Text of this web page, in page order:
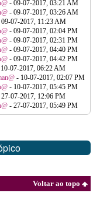
- 09-07-2017, 03:21 AM
- 09-07-2017, 03:26 AM
07-2017, 11:23 AM
- 09-07-2017, 02:04 PM
- 09-07-2017, 02:31 PM
- 09-07-2017, 04:40 PM
- 09-07-2017, 04:42 PM
07-2017, 06:22 AM
- 10-07-2017, 02:07 PM
- 10-07-2017, 05:45 PM
07-2017, 12:06 PM
- 27-07-2017, 05:49 PM
Voltar ao topo